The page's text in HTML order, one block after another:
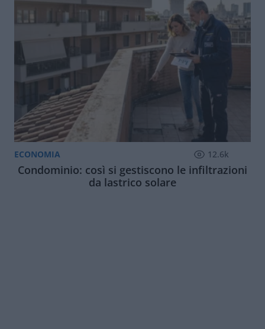
ECONOMIA 12.6k
Condominio: così si gestiscono le infiltrazioni
da lastrico solare